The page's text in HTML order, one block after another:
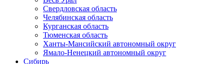
Свердловская область
Челябинская область
Курганская область
Тюменская область
Ханты-Мансийский автономный округ
Ямало-Ненецкий автономный округ
Сибирь